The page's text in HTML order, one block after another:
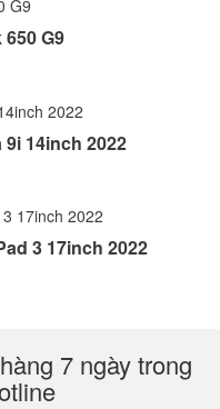
G9
14inch 2022
3 17inch 2022
7 ngày trong